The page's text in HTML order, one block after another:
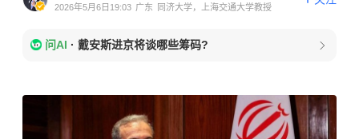
2026年5月6日19:03 广东 同济大学，上海交通大学教授
问AI · 戴安斯进京将谈哪些筹码?